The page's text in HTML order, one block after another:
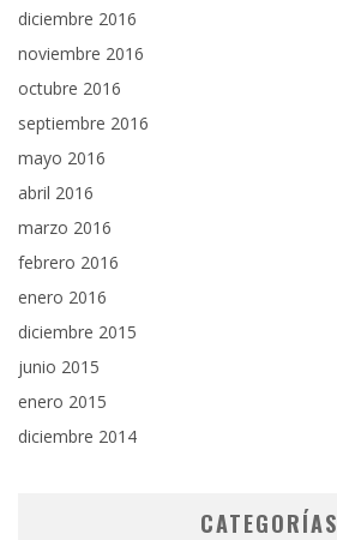
diciembre 2016
noviembre 2016
octubre 2016
septiembre 2016
mayo 2016
abril 2016
marzo 2016
febrero 2016
enero 2016
diciembre 2015
junio 2015
enero 2015
diciembre 2014
CATEGORÍAS